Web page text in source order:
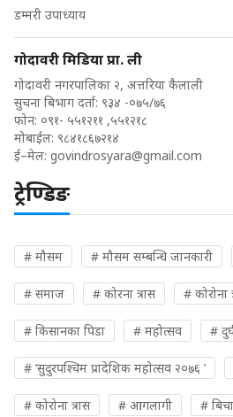
डम्मरी उपाध्याय
गोदावरी मिडिया प्रा. ली
गोदावरी नगरपालिका २, अत्तरिया कैलाली
सुचना बिभाग दर्ता: ९३४ -०७५/७६
फोन: ०९१- ५५१२११ ,५५१२१८
मोबाईल: ९८४१८६७२१४
ई–मेल: govindrosyara@gmail.com
ट्रेण्डिङ
# मौसम # मौसम सम्बन्धि जानकारी
# समाज # कोरना त्रास # कोरोना
# किसानका पिडा # महोत्सव #
# ‘सुदुरपश्चिम प्रादेशिक महोत्सव २०७६ ’
# कोरोना त्रास # आगलागी #